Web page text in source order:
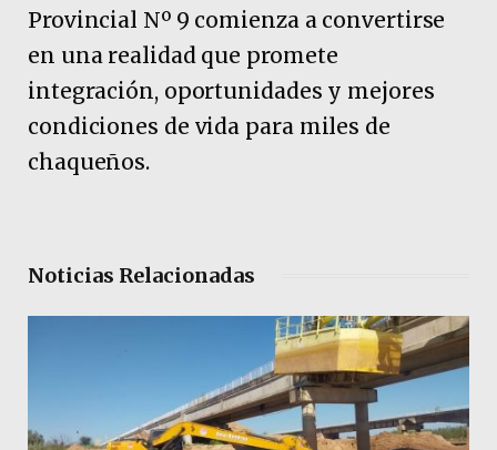
Provincial Nº 9 comienza a convertirse
en una realidad que promete
integración, oportunidades y mejores
condiciones de vida para miles de
chaqueños.
Noticias Relacionadas